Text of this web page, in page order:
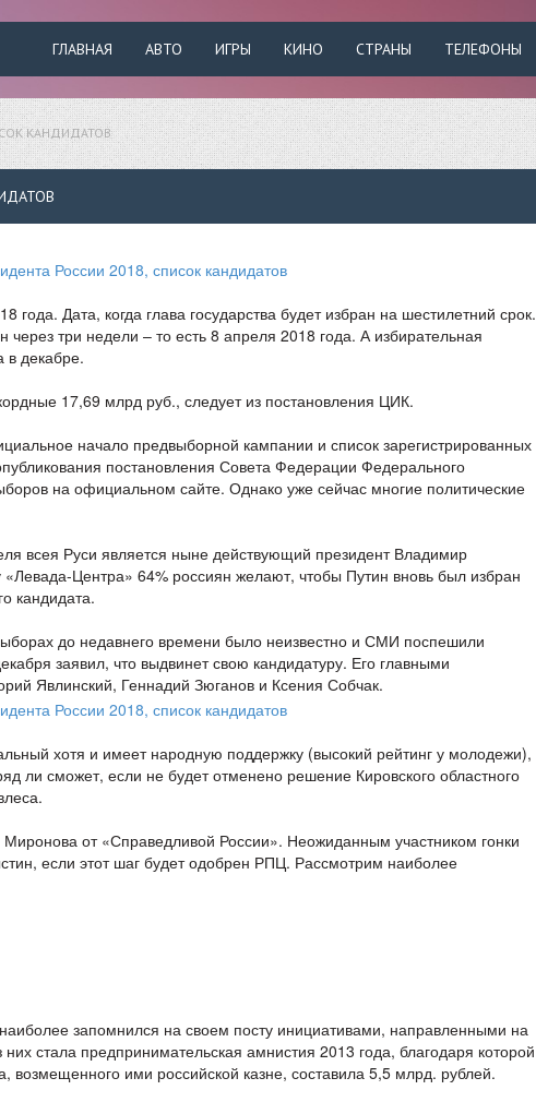
ГЛАВНАЯ АВТО ИГРЫ КИНО СТРАНЫ ТЕЛЕФОНЫ
КАНДИДАТОВ
года. Дата, когда глава государства будет избран на шестилетний срок.
через три недели – то есть 8 апреля 2018 года. А избирательная
в декабре.
17,69 млрд руб., следует из постановления ЦИК.
начало предвыборной кампании и список зарегистрированных
постановления Совета Федерации Федерального
на официальном сайте. Однако уже сейчас многие политические
всея Руси является ныне действующий президент Владимир
Центра» 64% россиян желают, чтобы Путин вновь был избран
кандидата.
до недавнего времени было неизвестно и СМИ поспешили
заявил, что выдвинет свою кандидатуру. Его главными
Явлинский, Геннадий Зюганов и Ксения Собчак.
хотя и имеет народную поддержку (высокий рейтинг у молодежи),
ли сможет, если не будет отменено решение Кировского областного
от «Справедливой России». Неожиданным участником гонки
если этот шаг будет одобрен РПЦ. Рассмотрим наиболее
запомнился на своем посту инициативами, направленными на
стала предпринимательская амнистия 2013 года, благодаря которой
ими российской казне, составила 5,5 млрд. рублей.